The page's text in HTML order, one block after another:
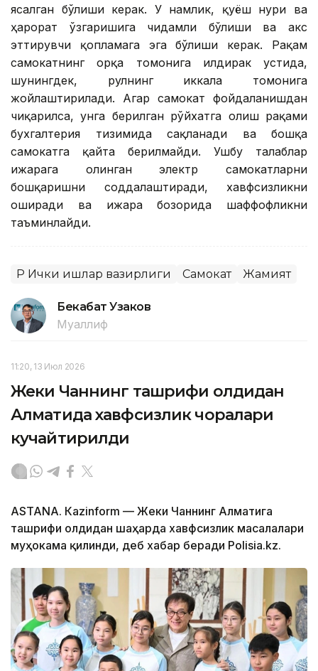
ясалган бўлиши керак. У намлик, қуёш нури ва
ҳарорат ўзгаришига чидамли бўлиши ва акс
эттирувчи қопламага эга бўлиши керак. Рақам
самокатнинг орқа томонига ғилдирак устида,
шунингдек, рулнинг иккала томонига
жойлаштирилади. Агар самокат фойдаланишдан
чиқарилса, унга берилган рўйхатга олиш рақами
бухгалтерия тизимида сақланади ва бошқа
самокатга қайта берилмайди. Ушбу талаблар
ижарага олинган электр самокатларни
бошқаришни соддалаштиради, хавфсизликни
оширади ва ижара бозорида шаффофликни
таъминлайди.
ҚР Ички ишлар вазирлиги Самокат Жамият
Бекабат Узаков
Муаллиф
11:20, 13 Июл 2026
Жеки Чаннинг ташрифи олдидан
Алматида хавфсизлик чоралари
кучайтирилди
ASTANА. Кazinform — Жеки Чаннинг Алматига
ташрифи олдидан шаҳарда хавфсизлик масалалари
муҳокама қилинди, деб хабар беради Polisia.kz.